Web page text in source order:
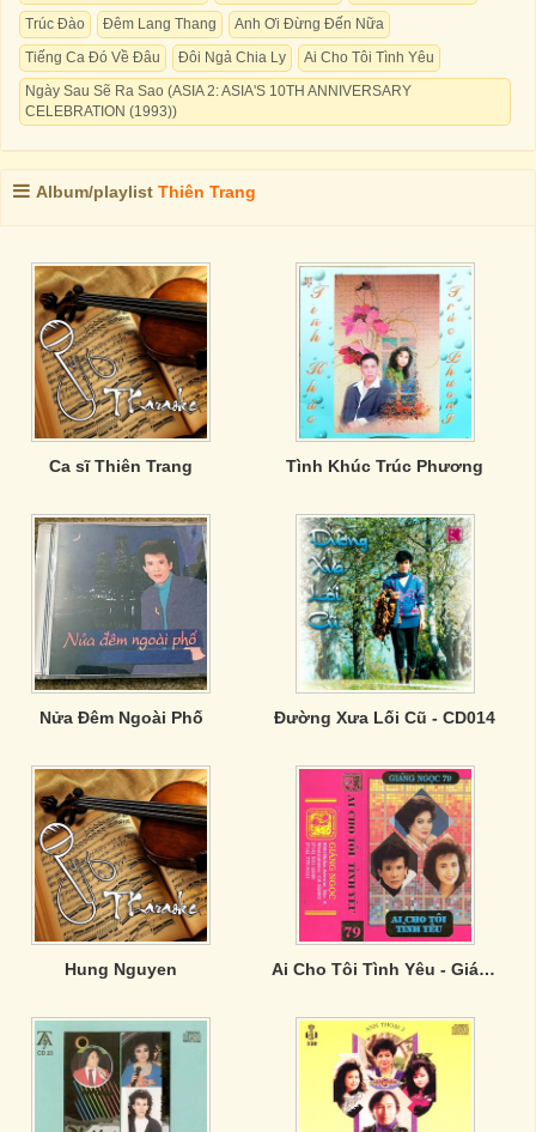
Trúc Đào
Đêm Lang Thang
Anh Ơi Đừng Đến Nữa
Tiếng Ca Đó Về Đâu
Đôi Ngả Chia Ly
Ai Cho Tôi Tình Yêu
Ngày Sau Sẽ Ra Sao (ASIA 2: ASIA'S 10TH ANNIVERSARY
CELEBRATION (1993))
Album/playlist Thiên Trang
Ca sĩ Thiên Trang Tình Khúc Trúc Phương
Nửa Đêm Ngoài Phố Đường Xưa Lối Cũ - CD014
Hung Nguyen Ai Cho Tôi Tình Yêu - Giáng Ngọc 79